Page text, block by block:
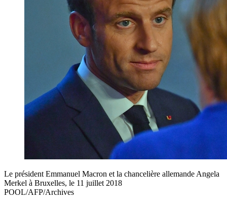
Le président Emmanuel Macron et la chancelière allemande Angela
Merkel à Bruxelles, le 11 juillet 2018
POOL/AFP/Archives